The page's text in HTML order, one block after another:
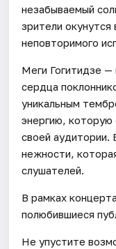
незабываемый
зрители
неповторимого
Меги Гогитидзе —
сердца
уникальным
энергию, которую
своей аудитории.
нежности,
слушателей.
В рамках
полюбившиеся
Не упустите